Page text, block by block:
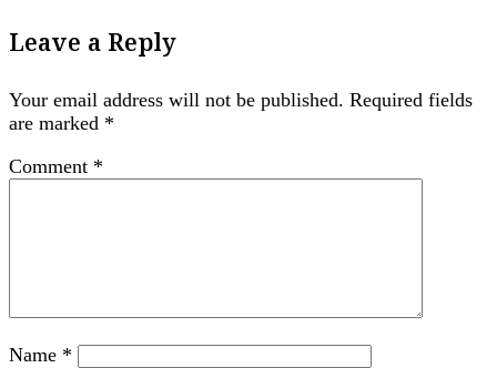
Leave a Reply
Your email address will not be published. Required fields
are marked *
Comment *
Name *